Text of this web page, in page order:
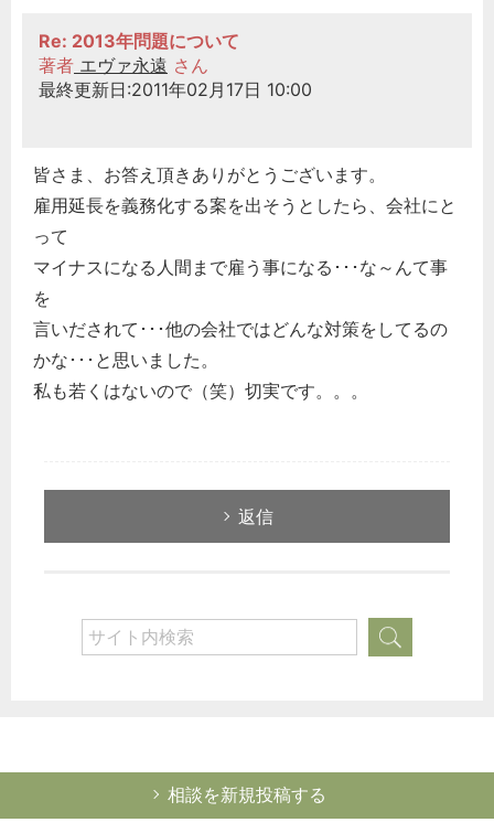
Re: 2013年問題について
著者 エヴァ永遠 さん
最終更新日:2011年02月17日 10:00
皆さま、お答え頂きありがとうございます。
雇用延長を義務化する案を出そうとしたら、会社にと
って
マイナスになる人間まで雇う事になる･･･な～んて事
を
言いだされて･･･他の会社ではどんな対策をしてるの
かな･･･と思いました。
私も若くはないので（笑）切実です。。。
返信
相談を新規投稿する
どのカテゴリーに投稿しますか？
選択してください
秘書のノウハウ
次へ